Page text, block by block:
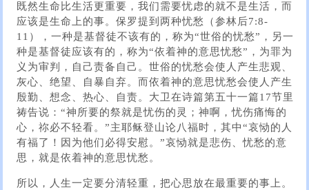
既然生命比生活更重要，我们需要忧虑的就不是生活，而
应该是生命上的事。保罗提到两种忧愁（参林后7:8-
11），一种是基督徒不该有的，称为“世俗的忧愁”，另一
种是基督徒应该有的，称为“依着神的意思忧愁”，为罪为
义为审判，自己责备自己。世俗的忧愁会使人产生悲观、
灰心、绝望、自暴自弃。而依着神的意思忧愁会使人产生
殷勤、想念、热心、自责。大卫在诗篇第五十一篇17节里
祷告说：“神所要的祭就是忧伤的灵；神啊，忧伤痛悔的
心，祢必不轻看。”主耶稣登山论八福时，其中“哀恸的人
有福了！因为他们必得安慰。”哀恸就是悲伤、忧愁的意
思，就是依着神的意思忧愁。
所以，人生一定要分清轻重，把心思放在最重要的事上。